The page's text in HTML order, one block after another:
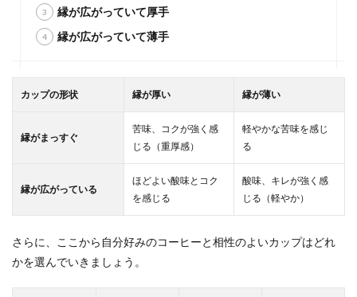
縁が広がっていて厚手
縁が広がっていて薄手
カップの形状 縁が厚い 縁が薄い
縁がまっすぐ
苦味、コクが強く感
じる（重厚感）
軽やかな苦味を感じ
る
縁が広がっている
ほどよい酸味とコク
を感じる
酸味、キレが強く感
じる（軽やか）
さらに、ここから自分好みのコーヒーと相性のよいカップはどれ
かを選んでいきましょう。